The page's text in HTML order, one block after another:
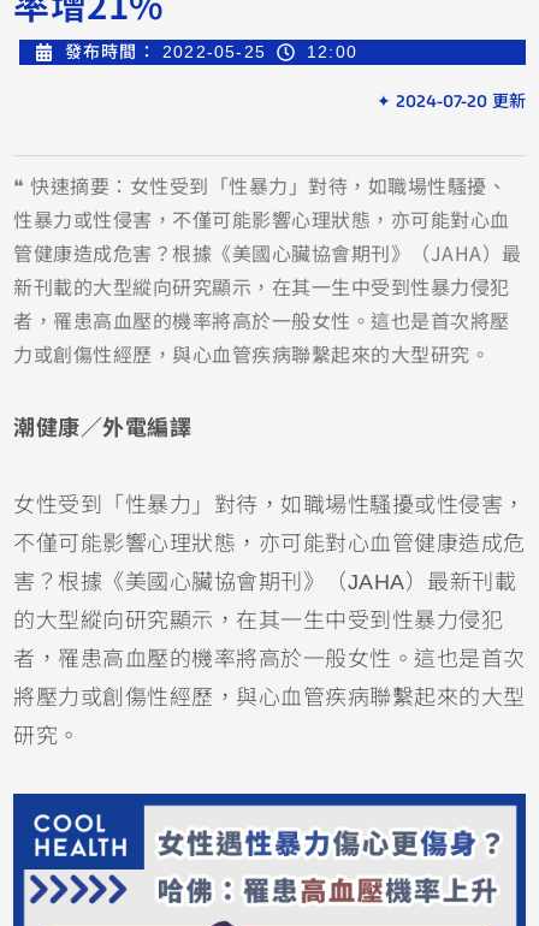
發布時間： 2022-05-25 12:00
✦ 2024-07-20 更新
❝ 快速摘要：女性受到「性暴力」對待，如職場性騷擾、
性暴力或性侵害，不僅可能影響心理狀態，亦可能對心血
管健康造成危害？根據《美國心臟協會期刊》（JAHA）最
新刊載的大型縱向研究顯示，在其一生中受到性暴力侵犯
者，罹患高血壓的機率將高於一般女性。這也是首次將壓
力或創傷性經歷，與心血管疾病聯繫起來的大型研究。
潮健康／外電編譯
女性受到「性暴力」對待，如職場性騷擾或性侵害，
不僅可能影響心理狀態，亦可能對心血管健康造成危
害？根據《美國心臟協會期刊》（JAHA）最新刊載
的大型縱向研究顯示，在其一生中受到性暴力侵犯
者，罹患高血壓的機率將高於一般女性。這也是首次
將壓力或創傷性經歷，與心血管疾病聯繫起來的大型
研究。